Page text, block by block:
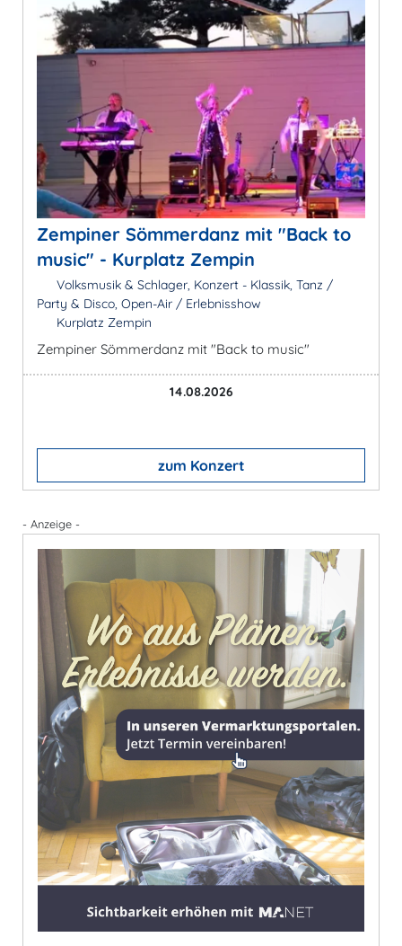
Zempiner Sömmerdanz mit "Back to
music" - Kurplatz Zempin
Volksmusik & Schlager, Konzert - Klassik, Tanz /
Party & Disco, Open-Air / Erlebnisshow
Kurplatz Zempin
Zempiner Sömmerdanz mit "Back to music"
14.08.2026
zum Konzert
- Anzeige -